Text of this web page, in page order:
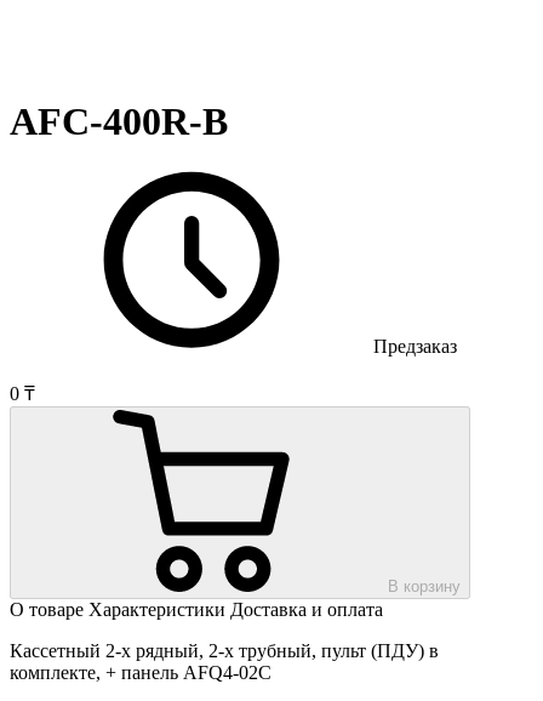
AFC-400R-B
Предзаказ
0 ₸
В корзину
О товаре Характеристики Доставка и оплата
Кассетный 2-х рядный, 2-х трубный, пульт (ПДУ) в
комплекте, + панель AFQ4-02C